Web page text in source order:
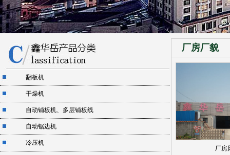
翻板机
干燥机
自动铺板机、多层铺板线
自动锯边机
冷压机
厂房厂貌
厂房